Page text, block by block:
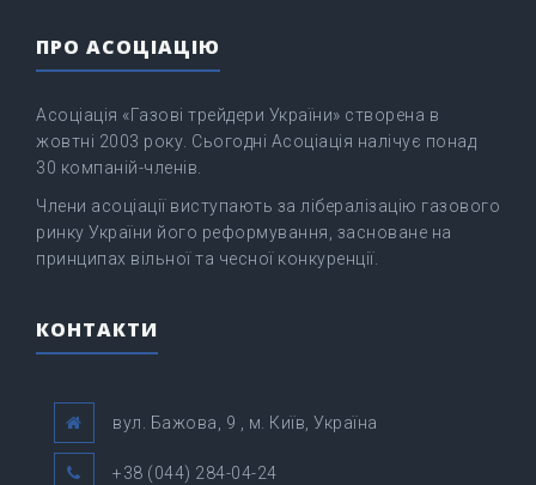
ПРО АСОЦІАЦІЮ
Асоціація «Газові трейдери України» створена в
жовтні 2003 року. Сьогодні Асоціація налічує понад
30 компаній-членів.
Члени асоціації виступають за лібералізацію газового
ринку України його реформування, засноване на
принципах вільної та чесної конкуренції.
КОНТАКТИ
вул. Бажова, 9 , м. Київ, Україна
+38 (044) 284-04-24